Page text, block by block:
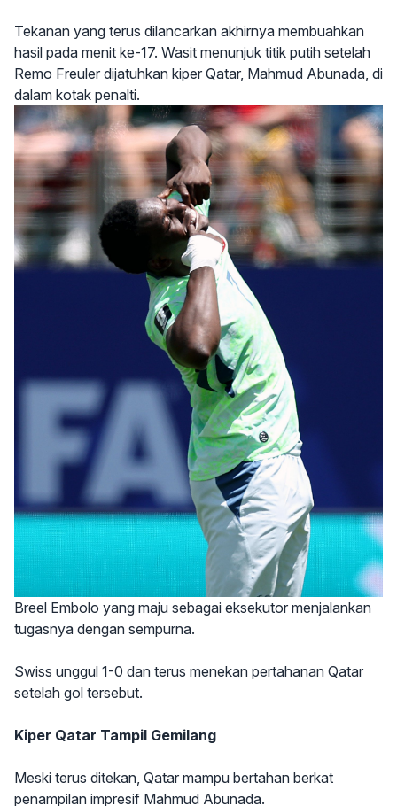
Tekanan yang terus dilancarkan akhirnya membuahkan
hasil pada menit ke-17. Wasit menunjuk titik putih setelah
Remo Freuler dijatuhkan kiper Qatar, Mahmud Abunada, di
dalam kotak penalti.
Breel Embolo yang maju sebagai eksekutor menjalankan
tugasnya dengan sempurna.
Swiss unggul 1-0 dan terus menekan pertahanan Qatar
setelah gol tersebut.
Kiper Qatar Tampil Gemilang
Meski terus ditekan, Qatar mampu bertahan berkat
penampilan impresif Mahmud Abunada.